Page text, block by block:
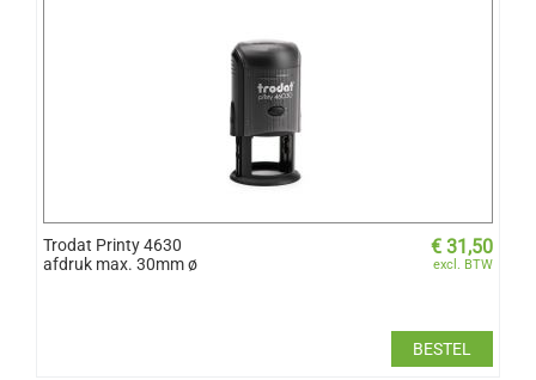
Trodat Printy 4630
afdruk max. 30mm ø
€ 31,50
excl. BTW
BESTEL